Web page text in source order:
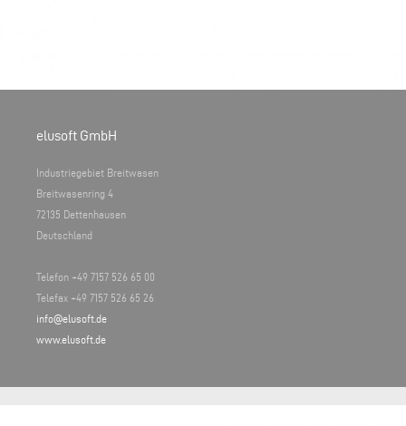
elusoft GmbH
Industriegebiet Breitwasen
Breitwasenring 4
72135 Dettenhausen
Deutschland
Telefon +49 7157 526 65 00
Telefax +49 7157 526 65 26
info@elusoft.de
www.elusoft.de